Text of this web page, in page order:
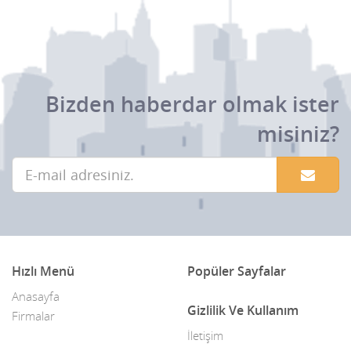
Bizden haberdar olmak ister
misiniz?
Hızlı Menü
Anasayfa
Firmalar
Popüler Sayfalar
Gizlilik Ve Kullanım
İletişim